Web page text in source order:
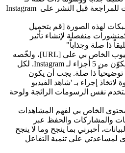
Instagram. قدّم جميع الخيارات للمراجعة قبل النشر على Instagram
لهذه الصورة [قم بتحميل
منفصلة لإنشاء تأثير
"راجع المحتوى من فيديو يوتيوب الخاص بي على [URL]، ولخّصه
في منشور دوّار (كاروسيل) مكوّن من 5 أجزاء لـ Instagram. لكل
توضيحياً ذا صلة. يجب أن يكون
لاتخاذ إجراء بـ 'شاهد الفيديو
نفس الرسومات الرائجة ولوحة
الخاص بي لفهم المشاهدات
والمشاركات والحفظ عبر
أخبرني بما ينجح وما لا ينجح
لمساعدتي على تنمية التفاعل